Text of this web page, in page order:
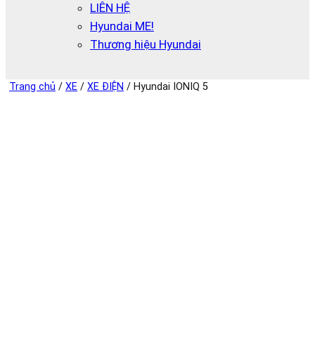
LIÊN HỆ
Hyundai ME!
Thương hiệu Hyundai
Trang chủ / XE / XE ĐIỆN / Hyundai IONIQ 5